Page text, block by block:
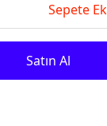
Sepete
Satın Al